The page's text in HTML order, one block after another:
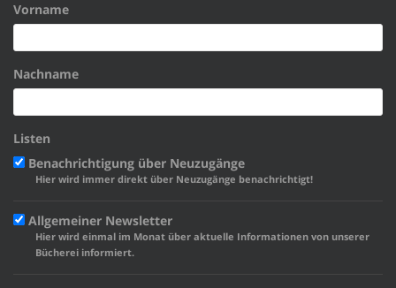
Vorname
Nachname
Listen
Benachrichtigung über Neuzugänge
Hier wird immer direkt über Neuzugänge benachrichtigt!
Allgemeiner Newsletter
Hier wird einmal im Monat über aktuelle Informationen von unserer
Bücherei informiert.